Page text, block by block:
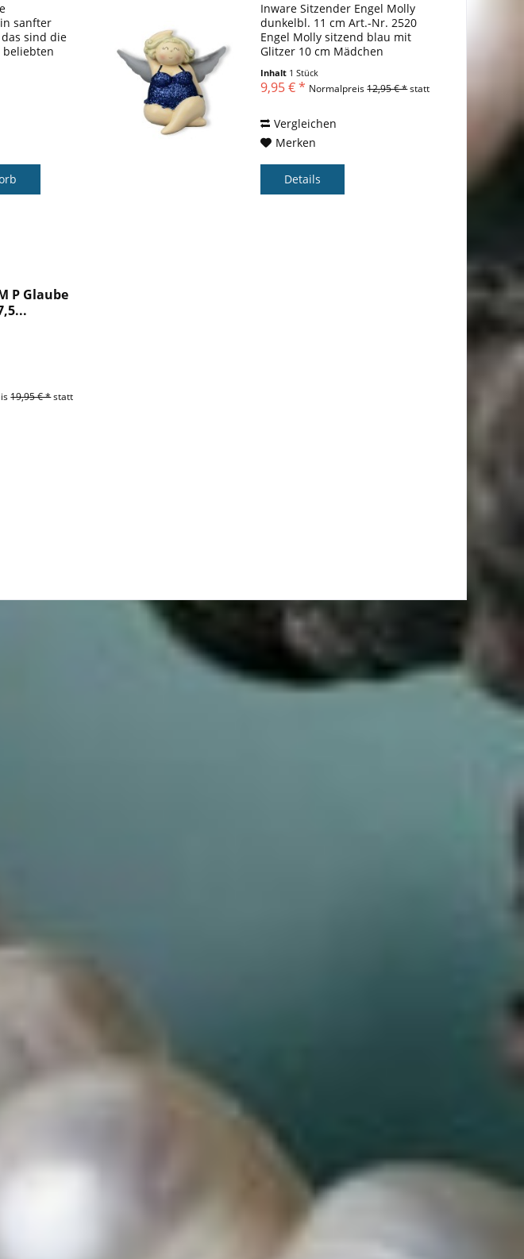
sanfter
sind die
beliebten
die seit
Inware Sitzender Engel Molly
dunkelbl. 11 cm Art.-Nr. 2520
Engel Molly sitzend blau mit
Glitzer 10 cm Mädchen
Dessous Dicke Frau Schutzengel
Figur
Inhalt 1 Stück
9,95 € * Normalpreis12,95 € *statt
Vergleichen
Merken
Details
P Glaube
19,95 € *statt